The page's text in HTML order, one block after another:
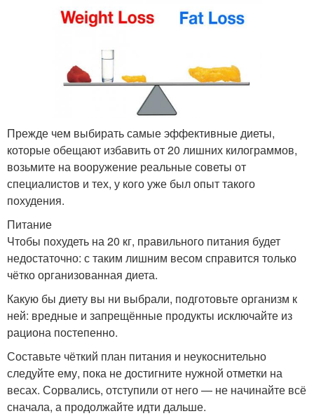
Прежде чем выбирать самые эффективные диеты,
которые обещают избавить от 20 лишних килограммов,
возьмите на вооружение реальные советы от
специалистов и тех, у кого уже был опыт такого
похудения.
Питание
Чтобы похудеть на 20 кг, правильного питания будет
недостаточно: с таким лишним весом справится только
чётко организованная диета.
Какую бы диету вы ни выбрали, подготовьте организм к
ней: вредные и запрещённые продукты исключайте из
рациона постепенно.
Составьте чёткий план питания и неукоснительно
следуйте ему, пока не достигните нужной отметки на
весах. Сорвались, отступили от него — не начинайте всё
сначала, а продолжайте идти дальше.